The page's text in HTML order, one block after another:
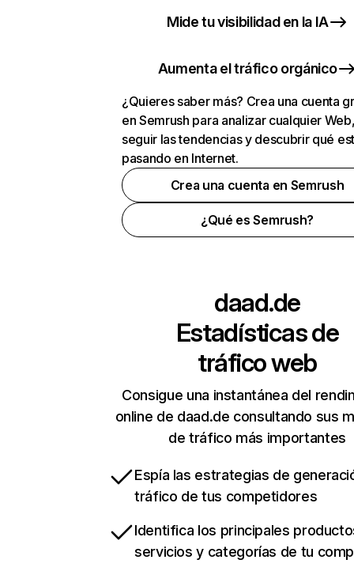
Mide tu visibilidad en la IA
Aumenta el tráfico orgánico
¿Quieres saber más? Crea una cuenta
en Semrush para analizar cualquier
seguir las tendencias y descubrir qué
pasando en Internet.
Crea una cuenta en Semrush
¿Qué es Semrush?
daad.de
Estadísticas de
tráfico web
Consigue una instantánea del
online de daad.de consultando sus
de tráfico más importantes
Espía las estrategias de
tráfico de tus competidores
Identifica los principales
servicios y categorías de tu